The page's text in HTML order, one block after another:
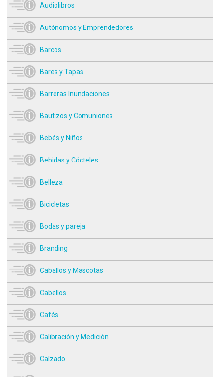
Audiolibros
Autónomos y Emprendedores
Barcos
Bares y Tapas
Barreras Inundaciones
Bautizos y Comuniones
Bebés y Niños
Bebidas y Cócteles
Belleza
Bicicletas
Bodas y pareja
Branding
Caballos y Mascotas
Cabellos
Cafés
Calibración y Medición
Calzado